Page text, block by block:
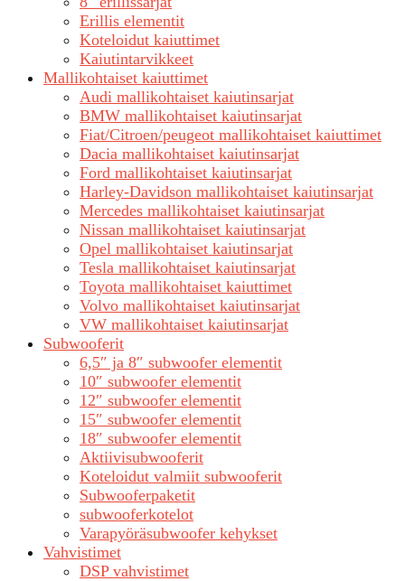
Erillis elementit
Koteloidut kaiuttimet
Kaiutintarvikkeet
Mallikohtaiset kaiuttimet
Audi mallikohtaiset kaiutinsarjat
BMW mallikohtaiset kaiutinsarjat
Fiat/Citroen/peugeot mallikohtaiset kaiuttimet
Dacia mallikohtaiset kaiutinsarjat
Ford mallikohtaiset kaiutinsarjat
Harley-Davidson mallikohtaiset kaiutinsarjat
Mercedes mallikohtaiset kaiutinsarjat
Nissan mallikohtaiset kaiutinsarjat
Opel mallikohtaiset kaiutinsarjat
Tesla mallikohtaiset kaiutinsarjat
Toyota mallikohtaiset kaiuttimet
Volvo mallikohtaiset kaiutinsarjat
VW mallikohtaiset kaiutinsarjat
Subwooferit
6,5″ ja 8″ subwoofer elementit
10″ subwoofer elementit
12″ subwoofer elementit
15″ subwoofer elementit
18″ subwoofer elementit
Aktiivisubwooferit
Koteloidut valmiit subwooferit
Subwooferpaketit
subwooferkotelot
Varapyöräsubwoofer kehykset
Vahvistimet
DSP vahvistimet